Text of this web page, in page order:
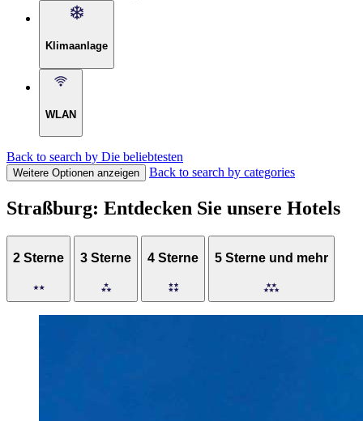
Klimaanlage
WLAN
Back to search by Die beliebtesten
Weitere Optionen anzeigen Back to search by categories
Straßburg: Entdecken Sie unsere Hotels
2 Sterne 3 Sterne 4 Sterne 5 Sterne und mehr